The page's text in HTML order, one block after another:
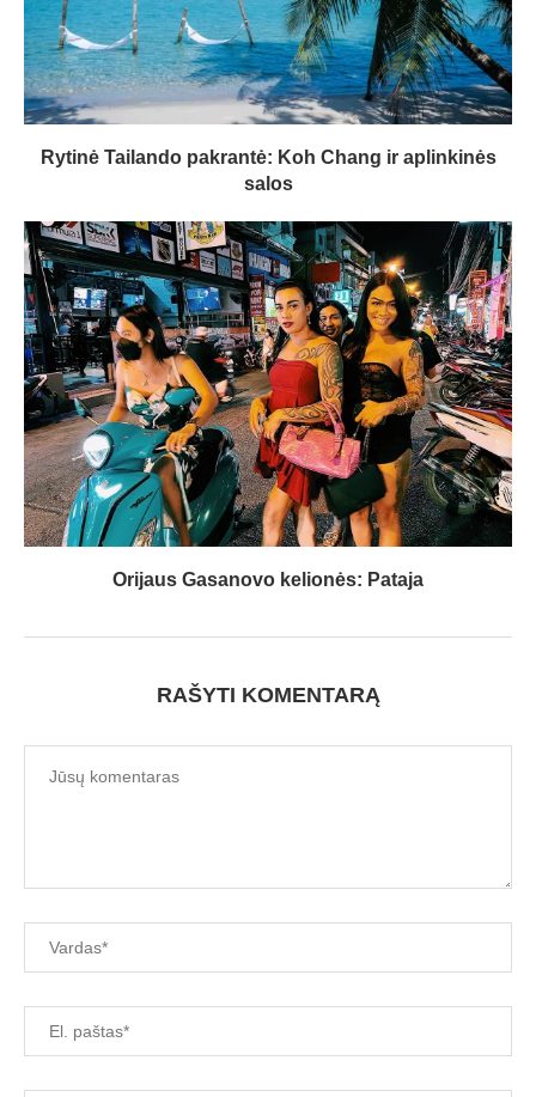
Rytinė Tailando pakrantė: Koh Chang ir aplinkinės
salos
Orijaus Gasanovo kelionės: Pataja
RAŠYTI KOMENTARĄ